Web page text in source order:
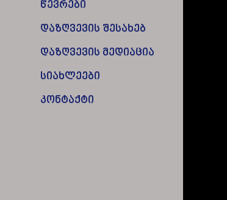
წევრები
დაზღვევის შესახებ
დაზღვევის მედიაცია
სიახლეები
კონტაქტი